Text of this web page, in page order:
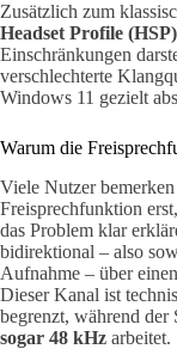
Zusätzlich zum
Headset Profile (HSP)
Einschränkungen
verschlechterte
Windows 11 gezielt
Warum die
Viele Nutzer
Freisprechfunktion
das Problem klar
bidirektional – also
Aufnahme – über
Dieser Kanal ist
begrenzt, während der
sogar 48 kHz arbeitet.